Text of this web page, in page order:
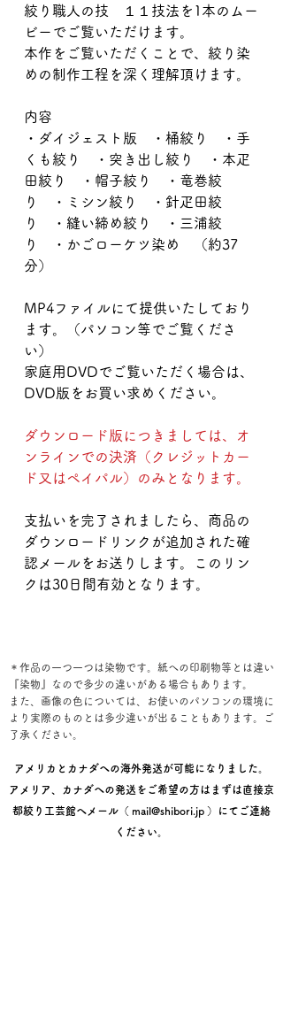
絞り職人の技 １１技法を1本のムー
ビーでご覧いただけます。
本作をご覧いただくことで、絞り染
めの制作工程を深く理解頂けます。
内容
・ダイジェスト版 ・桶絞り ・手
くも絞り ・突き出し絞り ・本疋
田絞り ・帽子絞り ・竜巻絞
り ・ミシン絞り ・針疋田絞
り ・縫い締め絞り ・三浦絞
り ・かごローケツ染め （約37
分）
MP4ファイルにて提供いたしており
ます。（パソコン等でご覧くださ
い）
家庭用DVDでご覧いただく場合は、
DVD版をお買い求めください。
ダウンロード版につきましては、オ
ンラインでの決済（クレジットカー
ド又はペイパル）のみとなります。
支払いを完了されましたら、商品の
ダウンロードリンクが追加された確
認メールをお送りします。このリン
クは30日間有効となります。
＊作品の一つ一つは染物です。紙への印刷物等とは違い
『染物』なので多少の違いがある場合もあります。
また、画像の色については、お使いのパソコンの環境に
より実際のものとは多少違いが出ることもあります。ご
了承ください。
アメリカとカナダへの海外発送が可能になりました。
アメリア、カナダへの発送をご希望の方はまずは直接京
都絞り工芸館へメール（ mail@shibori.jp ）にてご連絡
ください。